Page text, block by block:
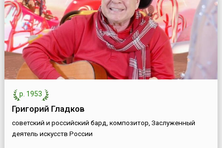
р. 1953
Григорий Гладков
советский и российский бард, композитор, Заслуженный
деятель искусств России